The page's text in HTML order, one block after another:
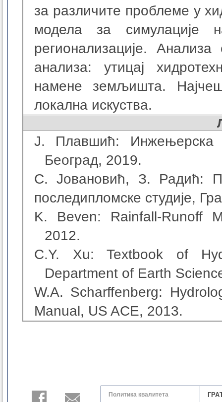
за различите проблеме у
модела за симулације
регионализације.
анализа: утицај
намене земљишта.
локална искуства.
Ј. Плавшић: Инжењерска
Београд, 2019.
С. Јовановић, З. Радић:
последипломске студије,
K. Beven: Rainfall-Runoff
2012.
C.Y. Xu: Textbook of
Department of Earth
W.A. Scharffenberg:
Manual, US ACE, 2013.
Политика квалитета